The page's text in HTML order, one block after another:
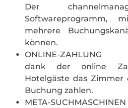
Der
Softwareprogramm,
mehrere
können.
ONLINE-ZAHLUNG
dank der online
Hotelgäste das
Buchung zahlen.
META-SUCHMASCHINEN